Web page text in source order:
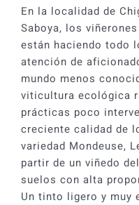
Les
Granges
Tissot
2019
cantidad
En la localidad de
Saboya, los
están haciendo todo
atención de
mundo menos
viticultura ecológica
prácticas poco
creciente calidad de
variedad Mondeuse,
partir de un viñedo
suelos con alta
Un tinto ligero y muy